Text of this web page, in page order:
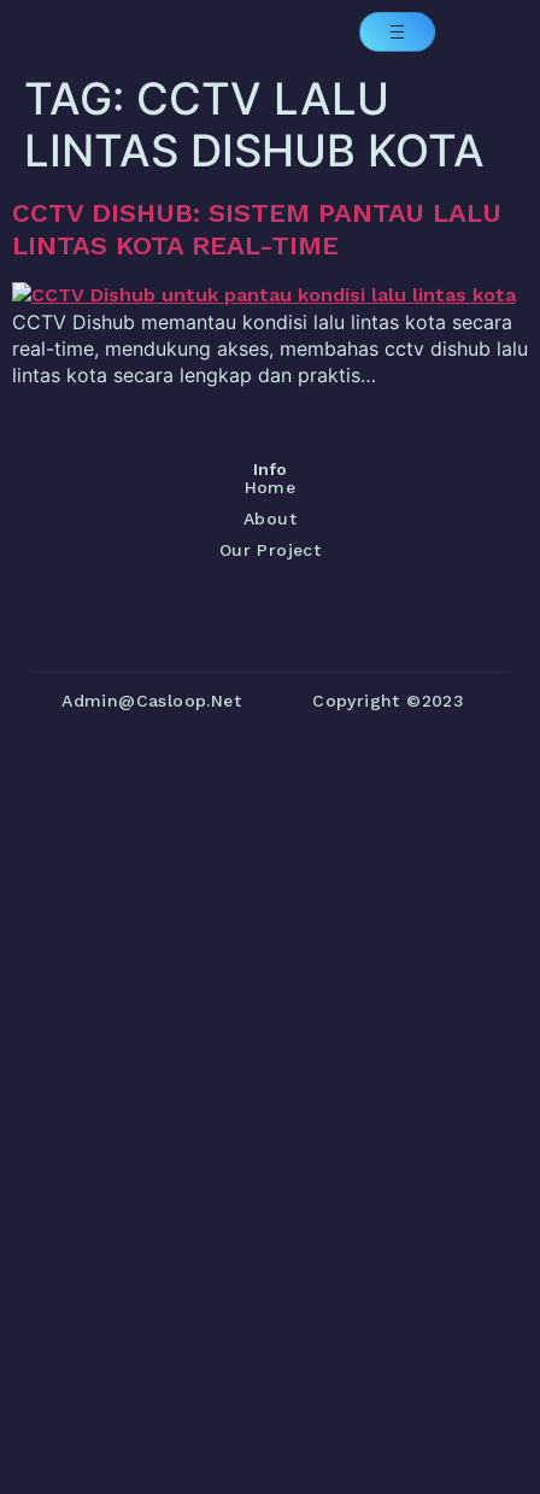
TAG: CCTV LALU
LINTAS DISHUB KOTA
CCTV DISHUB: SISTEM PANTAU LALU
LINTAS KOTA REAL-TIME
CCTV Dishub memantau kondisi lalu lintas kota secara
real-time, mendukung akses, membahas cctv dishub lalu
lintas kota secara lengkap dan praktis…
Info
Home
About
Our Project
Admin@casloop.net Copyright ©2023